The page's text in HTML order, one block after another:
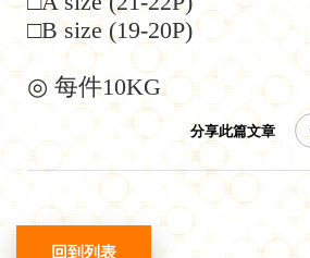
□B size (19-20P)
◎ 每件10KG
分享此篇文章
回到列表